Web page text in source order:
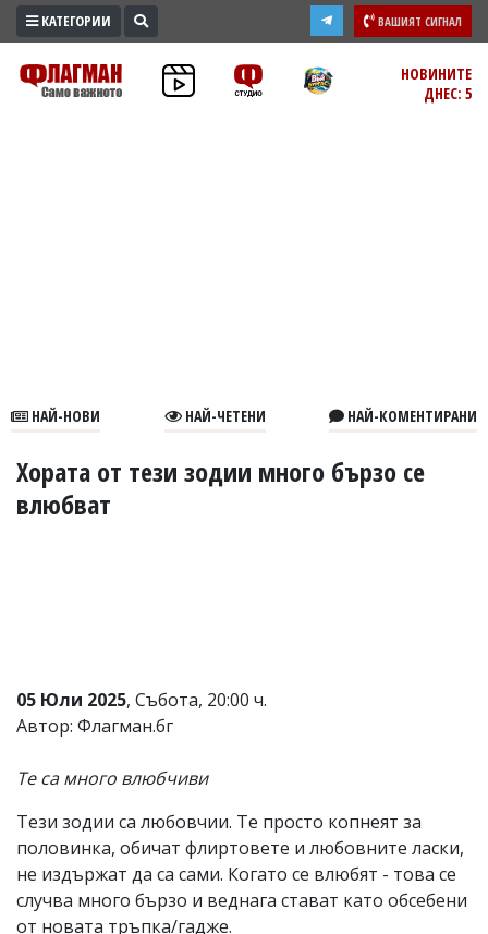
ПРОМО
ЗОНА
В
УКРАЙНА
Веселин
Василев,
Катя
еmail:k.kassabova@flagman.bg
редактор:
Иван
Колев,
КАТЕГОРИИ ВАШИЯТ СИГНАЛ
НОВИНИТЕ
ДНЕС: 5
НАЙ-НОВИ НАЙ-ЧЕТЕНИ НАЙ-КОМЕНТИРАНИ
Хората от тези зодии много бързо се
влюбват
05 Юли 2025, Събота, 20:00 ч.
Автор: Флагман.бг
Те са много влюбчиви
Тези зодии са любовчии. Те просто копнеят за
половинка, обичат флиртовете и любовните ласки,
не издържат да са сами. Когато се влюбят - това се
случва много бързо и веднага стават като обсебени
от новата тръпка/гадже.